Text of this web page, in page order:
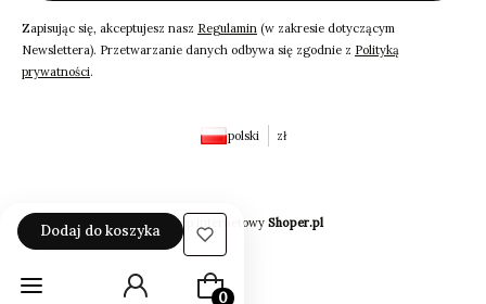
Zapisując się, akceptujesz nasz Regulamin (w zakresie dotyczącym
Newslettera). Przetwarzanie danych odbywa się zgodnie z Polityką
prywatności.
polski zł
Sklep internetowy Shoper.pl
Dodaj do koszyka
Produkty w koszyku: 0. Zobacz